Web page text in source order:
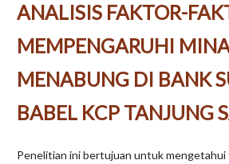
ANALISIS FAKTOR-
MEMPENGARUHI
MENABUNG DI BANK
BABEL KCP TANJUNG
Penelitian ini bertujuan untuk